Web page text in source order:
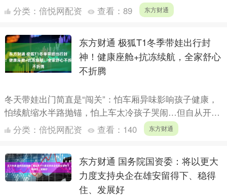
酒业2连板。....
分类： 倍悦网配资 查看： 89 东方财通
东方财通 极狐T1冬季带娃出行封
神！健康座舱+抗冻续航，全家舒心
不折腾
冬天带娃出门简直是“闯关”：怕车厢异味影响孩子健康，
怕续航缩水半路抛锚，怕上车太冷孩子哭闹…但自从开上
极狐T1，这些焦虑全没了。它就像为冬季带娃量身打造
分类： 倍悦网配资 查看： 140 东方财通
东方财通 国务院国资委：将以更大
力度支持央企在雄安留得下、稳得
住、发展好